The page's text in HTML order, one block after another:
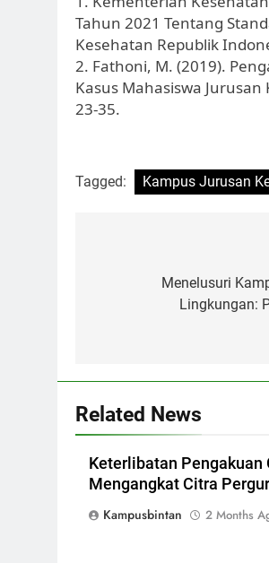
Tahun 2021 Tentang
Kesehatan Republik
2. Fathoni, M. (2019).
Kasus Mahasiswa
23-35.
Tagged: Kampus Jurusan
navigation
Menelusuri
Lingkungan:
Related News
Keterlibatan Pengakuan
Mengangkat Citra
Kampusbintan
2 Months